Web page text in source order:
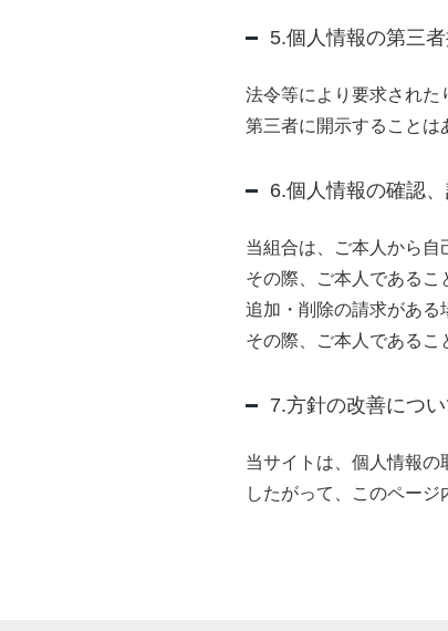
5.個人情報の第三
法令等により要求された
第三者に開示することは
6.個人情報の確認
当組合は、ご本人から自
その際、ご本人であるこ
追加・削除の請求がある
その際、ご本人であるこ
7.方針の改善につい
当サイトは、個人情報の
したがって、このページ